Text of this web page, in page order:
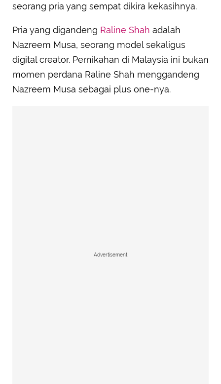
seorang pria yang sempat dikira kekasihnya.
Pria yang digandeng Raline Shah adalah
Nazreem Musa, seorang model sekaligus
digital creator. Pernikahan di Malaysia ini bukan
momen perdana Raline Shah menggandeng
Nazreem Musa sebagai plus one-nya.
Advertisement